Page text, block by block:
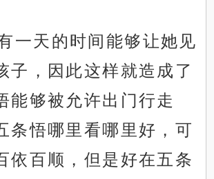
一天的时间能够让她见
子，因此这样就造成了
能够被允许出门行走
条悟哪里看哪里好，可
依百顺，但是好在五条